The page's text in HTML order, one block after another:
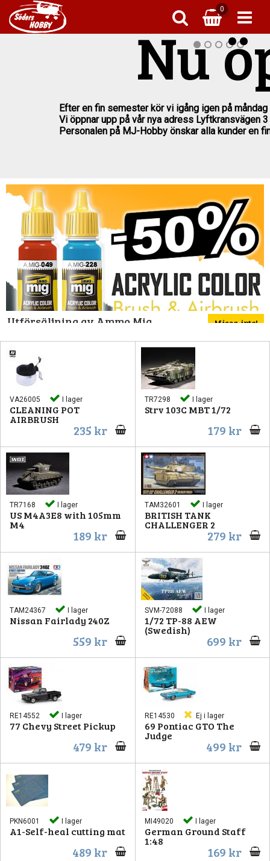
0
Primer,
1:43
Efter en fin semester kör vi igång igen på
Vi öppnar upp på vår nya adress Lyftkransvägen
Personalen på MJ-Hobby önskar alla kunder en
Nu
Utförsäljning av Ammo Mig
Missa inte!
VA26005 I lager
CLEANING POT
AIRBRUSH
235 kr
TR7298 I lager
Strv 103C MBT 1/72
179 kr
TR7168 I lager
US M4A3E8 with 105mm
M4
189 kr
TAM32601 I lager
BRITISH TANK
CHALLENGER 2
279 kr
TAM24367 I lager
Nissan Fairlady 240Z
559 kr
SVM-72088 I lager
1/72 TP-88 AEW
(Swedish)
699 kr
RE14552 I lager
77 Chevy Street Pickup
479 kr
RE14530 Ej i lager
69 Pontiac GTO The
Judge
499 kr
PKN6001 I lager
A1-Self-heal cutting mat
489 kr
MI49020 I lager
German Ground Staff
1:48
169 kr